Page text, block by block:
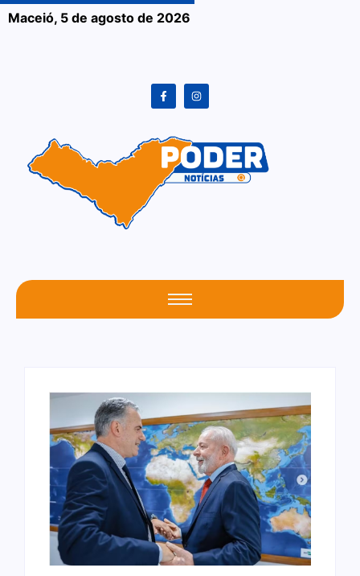
Maceió, 5 de agosto de 2026
O seu portal atualizado